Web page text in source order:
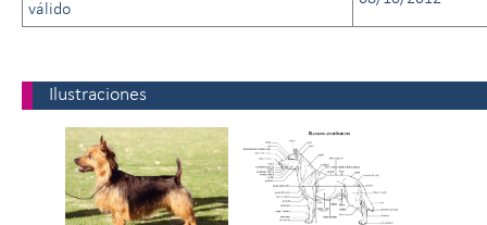
válido
Ilustraciones